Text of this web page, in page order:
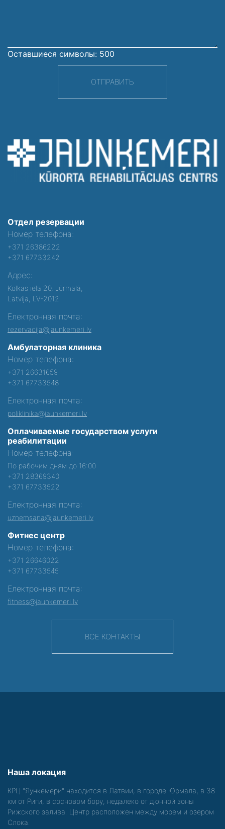
Оставшиеся символы: 500
ОТПРАВИТЬ
Отдел резервации
Номер телефона:
+371 26386222
+371 67733242
Адрес:
Kolkas iela 20, Jūrmalā,
Latvija, LV-2012
Електронная почта:
rezervacija@jaunkemeri.lv
Амбулаторная клиника
Номер телефона:
+371 26631659
+371 67733548
Електронная почта:
poliklinika@jaunkemeri.lv
Оплачиваемые государством услуги
реабилитации
Номер телефона:
По рабочим дням до 16:00
+371 28369340
+371 67733522
Електронная почта:
uznemsana@jaunkemeri.lv
Фитнес центр
Номер телефона:
+371 26646022
+371 67733545
Електронная почта:
fitness@jaunkemeri.lv
ВСЕ КОНТАКТЫ
Наша локация
КРЦ "Яункемери" находится в Латвии, в городе Юрмала, в 38
км от Риги, в сосновом бору, недалеко от дюнной зоны
Рижского залива. Центр расположен между морем и озером
Слока.